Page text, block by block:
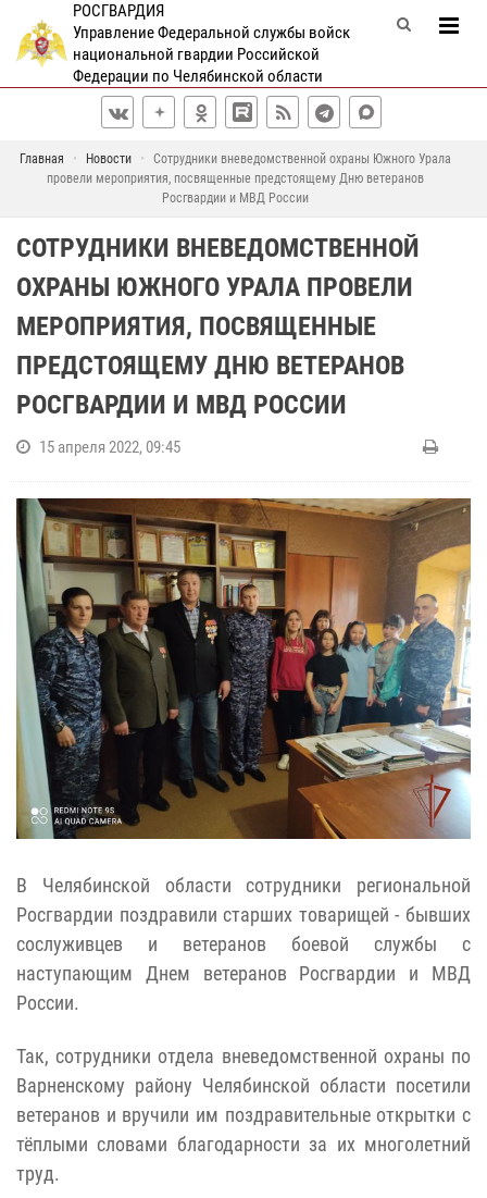
РОСГВАРДИЯ
Управление Федеральной службы войск
национальной гвардии Российской
Федерации по Челябинской области
Главная Новости
Сотрудники вневедомственной охраны Южного Урала
провели мероприятия, посвященные предстоящему Дню ветеранов
Росгвардии и МВД России
СОТРУДНИКИ ВНЕВЕДОМСТВЕННОЙ
ОХРАНЫ ЮЖНОГО УРАЛА ПРОВЕЛИ
МЕРОПРИЯТИЯ, ПОСВЯЩЕННЫЕ
ПРЕДСТОЯЩЕМУ ДНЮ ВЕТЕРАНОВ
РОСГВАРДИИ И МВД РОССИИ
15 апреля 2022, 09:45
В Челябинской области сотрудники региональной
Росгвардии поздравили старших товарищей - бывших
сослуживцев и ветеранов боевой службы с
наступающим Днем ветеранов Росгвардии и МВД
России.
Так, сотрудники отдела вневедомственной охраны по
Варненскому району Челябинской области посетили
ветеранов и вручили им поздравительные открытки с
тёплыми словами благодарности за их многолетний
труд.